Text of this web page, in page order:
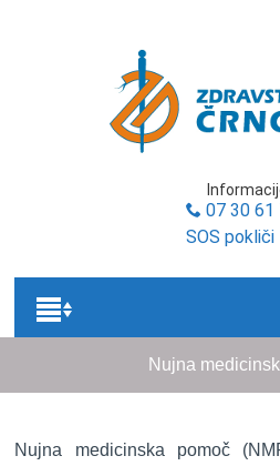
07 30 61
SOS pokliči
Nujna
Nujna medicinska pomoč